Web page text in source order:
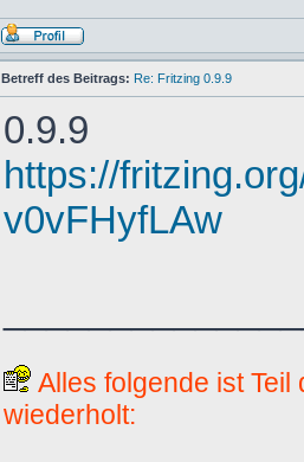
Betreff des Beitrags: Re: Fritzing 0.9.9
0.9.9
https://
v0vFHyfLAw
Alles folgende ist
wiederholt: